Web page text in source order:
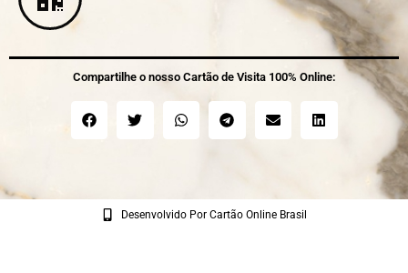
Compartilhe o nosso Cartão de Visita 100% Online:
Desenvolvido Por Cartão Online Brasil